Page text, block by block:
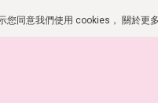
您同意我們使用 cookies， 關於更